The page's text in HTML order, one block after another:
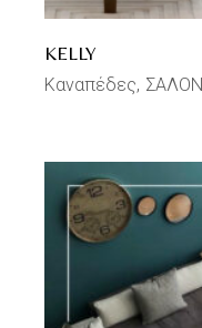
KELLY
Καναπέδες ΣΑΛΟΝΙ